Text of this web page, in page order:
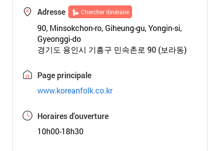
Adresse Chercher itinéraire
90, Minsokchon-ro, Giheung-gu, Yongin-si,
Gyeonggi-do
경기도 용인시 기흥구 민속촌로 90 (보라동)
Page principale
www.koreanfolk.co.kr
Horaires d'ouverture
10h00-18h30